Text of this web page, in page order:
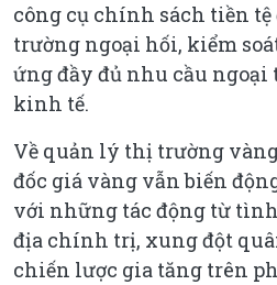
công cụ chính sách tiền
trường ngoại hối, kiểm
ứng đầy đủ nhu cầu ngoại
kinh tế.
Về quản lý thị trường
đốc giá vàng vẫn biến
với những tác động từ
địa chính trị, xung đột
chiến lược gia tăng trên